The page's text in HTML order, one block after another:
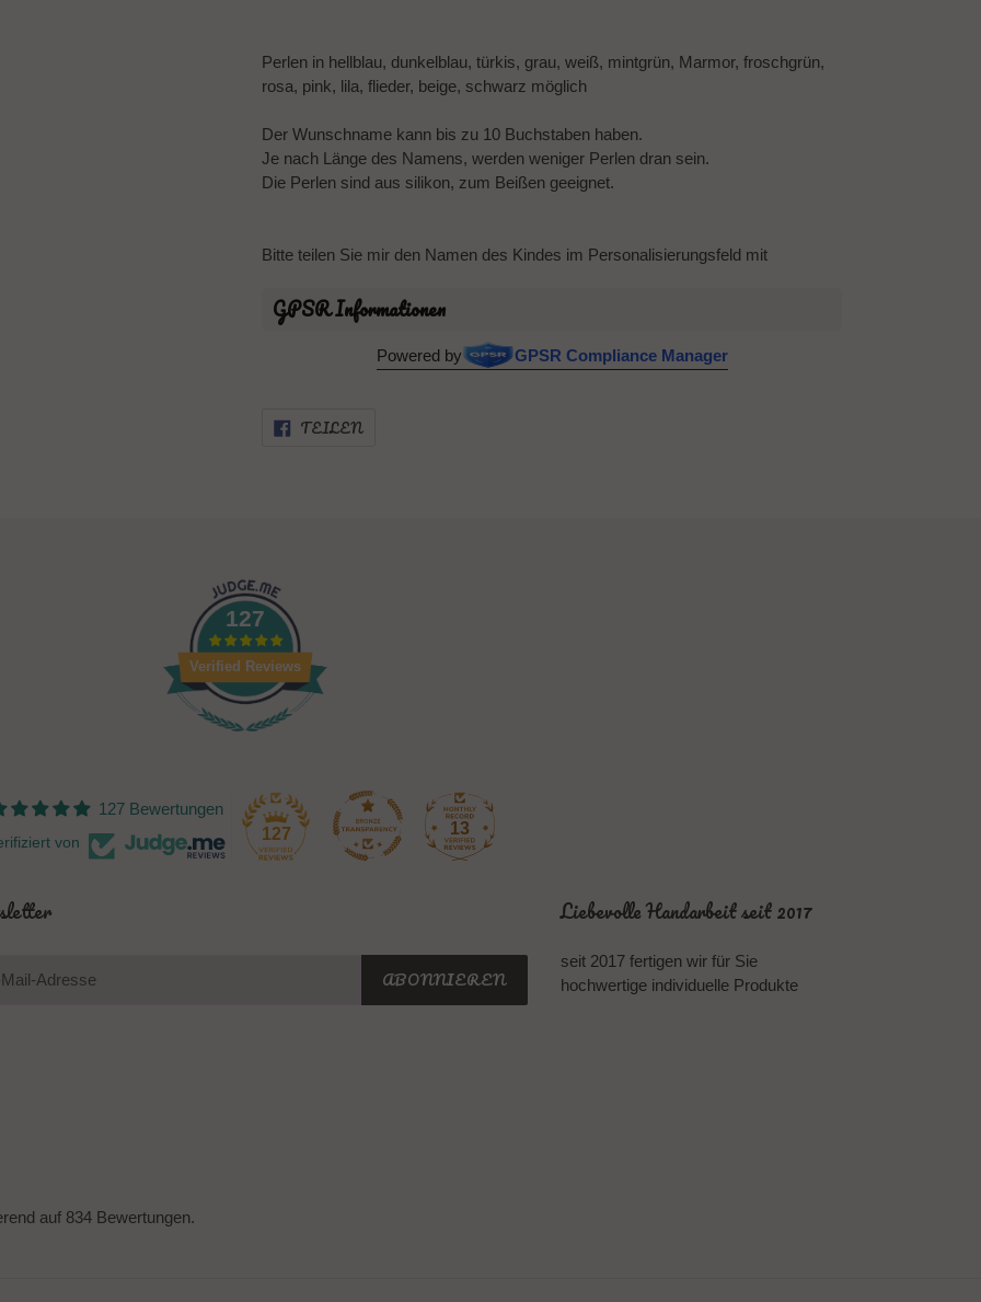
Perlen in hellblau, dunkelblau, türkis, grau, weiß, mintgrün, Marmor, froschgrün,
rosa, pink, lila, flieder, beige, schwarz möglich
Der Wunschname kann bis zu 10 Buchstaben haben.
Je nach Länge des Namens, werden weniger Perlen dran sein.
Die Perlen sind aus silikon, zum Beißen geeignet.
Bitte teilen Sie mir den Namen des Kindes im Personalisierungsfeld mit
GPSR Informationen
Powered by GPSR Compliance Manager
TEILENFACEBOOK
127
Verified Reviews
127 Bewertungen
von 127 13
ABONNIEREN
Liebevolle Handarbeit seit 2017
seit 2017 fertigen wir für Sie
hochwertige individuelle Produkte
auf 834 Bewertungen.